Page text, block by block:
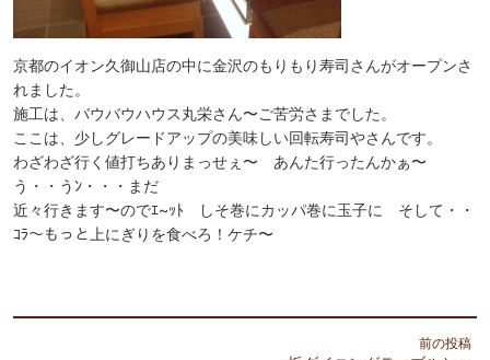
京都のイオン久御山店の中に金沢のもりもり寿司さんがオープンさ
れました。
施工は、バウバウハウス丸栄さん〜ご苦労さまでした。
ここは、少しグレードアップの美味しい回転寿司やさんです。
わざわざ行く値打ちありまっせぇ〜 あんた行ったんかぁ〜
う・・うﾝ・・・まだ
近々行きます〜のでｴ~ｯﾄ しそ巻にカッパ巻に玉子に そして・・
ｺﾗ〜もっと上にぎりを食べろ！ケチ〜
前の投稿